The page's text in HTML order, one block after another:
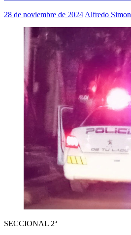
28 de noviembre de 2024 Alfredo Simon
SECCIONAL 2ª